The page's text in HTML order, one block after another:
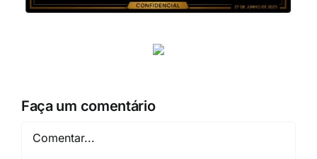
Faça um comentário